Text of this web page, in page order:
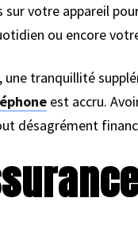
votre appareil
ou encore
tranquillité
est accru.
désagrément